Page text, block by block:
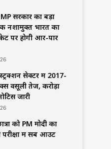
सरकार का बड़ा
नशामुक्त भारत का
पर होगी आर-पार
सेक्टर में 2017-
वसूली तेज, करोड़ों
जारी
को PM मोदी का
परीक्षा में सब आउट